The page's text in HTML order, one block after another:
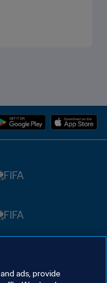
ads, provide